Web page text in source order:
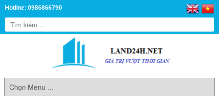
Hotline: 0986866790